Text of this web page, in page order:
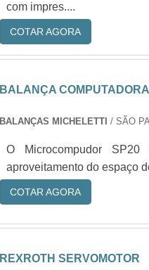
com impres....
COTAR AGORA
BALANÇA COMPUTADORA
BALANÇAS MICHELETTI / SÃO
O Microcompudor
aproveitamento do espaço
COTAR AGORA
REXROTH SERVOMOTOR